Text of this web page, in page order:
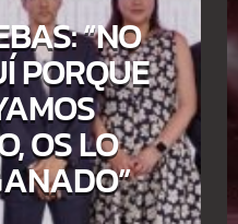
“NO
PORQUE
OS LO